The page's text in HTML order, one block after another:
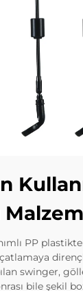
PP
swinger,
bile şekil